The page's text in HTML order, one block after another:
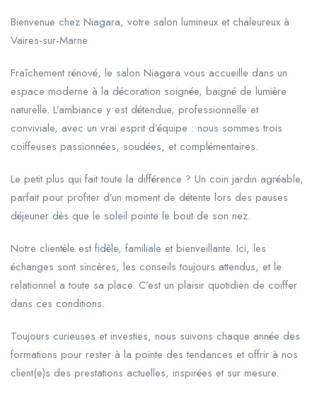
Bienvenue chez Niagara, votre salon lumineux et chaleureux à
Vaires-sur-Marne
Fraîchement rénové, le salon Niagara vous accueille dans un
espace moderne à la décoration soignée, baigné de lumière
naturelle. L’ambiance y est détendue, professionnelle et
conviviale, avec un vrai esprit d’équipe : nous sommes trois
coiffeuses passionnées, soudées, et complémentaires.
Le petit plus qui fait toute la différence ? Un coin jardin agréable,
parfait pour profiter d’un moment de détente lors des pauses
déjeuner dès que le soleil pointe le bout de son nez.
Notre clientèle est fidèle, familiale et bienveillante. Ici, les
échanges sont sincères, les conseils toujours attendus, et le
relationnel a toute sa place. C’est un plaisir quotidien de coiffer
dans ces conditions.
Toujours curieuses et investies, nous suivons chaque année des
formations pour rester à la pointe des tendances et offrir à nos
client(e)s des prestations actuelles, inspirées et sur mesure.